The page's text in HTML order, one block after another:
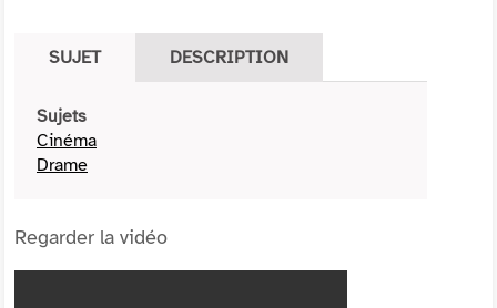
SUJET DESCRIPTION
Sujets
Cinéma
Drame
Regarder la vidéo